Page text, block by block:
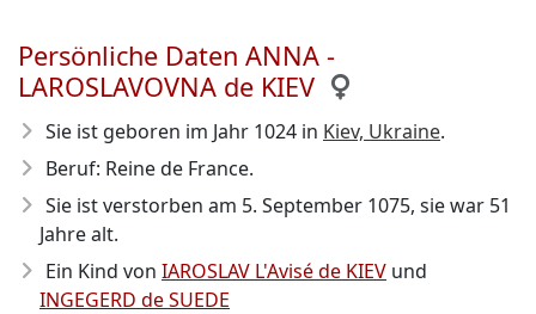
Persönliche Daten ANNA -
LAROSLAVOVNA de KIEV
Sie ist geboren im Jahr 1024 in Kiev, Ukraine.
Beruf: Reine de France.
Sie ist verstorben am 5. September 1075, sie war 51
Jahre alt.
Ein Kind von IAROSLAV L'Avisé de KIEV und
INGEGERD de SUEDE